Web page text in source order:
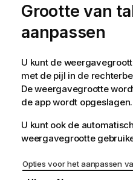
Grootte van
aanpassen
U kunt de
met de pijl in de
De weergavegrootte
de app wordt opgeslagen.
U kunt ook de
weergavegrootte
Opties voor het aanpassen